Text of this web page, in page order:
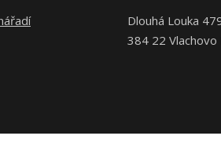
Dlouhá Louka
384 22 Vlachovo